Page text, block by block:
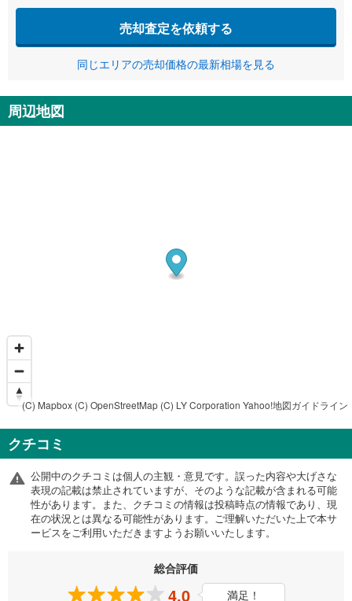
売却査定を依頼する
同じエリアの売却価格の最新相場を見る
周辺地図
(C) Mapbox (C) OpenStreetMap (C) LY Corporation Yahoo!地図ガイドライン
クチコミ
公開中のクチコミは個人の主観・意見です。誤った内容や大げさな
表現の記載は禁止されていますが、そのような記載が含まれる可能
性があります。また、クチコミの情報は投稿時点の情報であり、現
在の状況とは異なる可能性があります。ご理解いただいた上で本サ
ービスをご利用いただきますようお願いいたします。
総合評価
4.0
満足！